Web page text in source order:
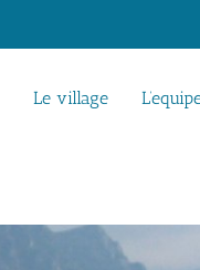
Le village